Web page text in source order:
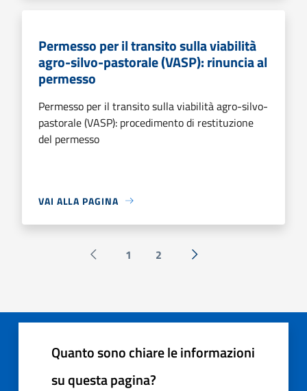
Permesso per il transito sulla viabilità
agro-silvo-pastorale (VASP): rinuncia al
permesso
Permesso per il transito sulla viabilità agro-silvo-
pastorale (VASP): procedimento di restituzione
del permesso
VAI ALLA PAGINA
Pagina precedente
1 2 Successiva »
Quanto sono chiare le informazioni
su questa pagina?